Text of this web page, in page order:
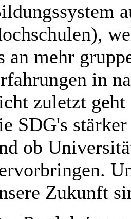
an mehr
in
zuletzt geht
SDG's
ob
Zukunft